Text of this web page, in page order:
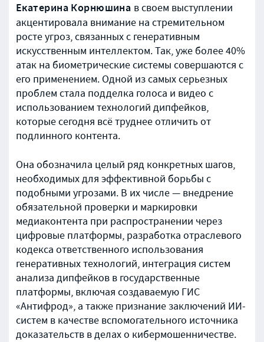
Екатерина Корнюшина в своем выступлении
акцентировала внимание на стремительном
росте угроз, связанных с генеративным
искусственным интеллектом. Так, уже более 40%
атак на биометрические системы совершаются с
его применением. Одной из самых серьезных
проблем стала подделка голоса и видео с
использованием технологий дипфейков,
которые сегодня всё труднее отличить от
подлинного контента.
Она обозначила целый ряд конкретных шагов,
необходимых для эффективной борьбы с
подобными угрозами. В их числе — внедрение
обязательной проверки и маркировки
медиаконтента при распространении через
цифровые платформы, разработка отраслевого
кодекса ответственного использования
генеративных технологий, интеграция систем
анализа дипфейков в государственные
платформы, включая создаваемую ГИС
«Антифрод», а также признание заключений ИИ-
систем в качестве вспомогательного источника
доказательств в делах о кибермошенничестве.